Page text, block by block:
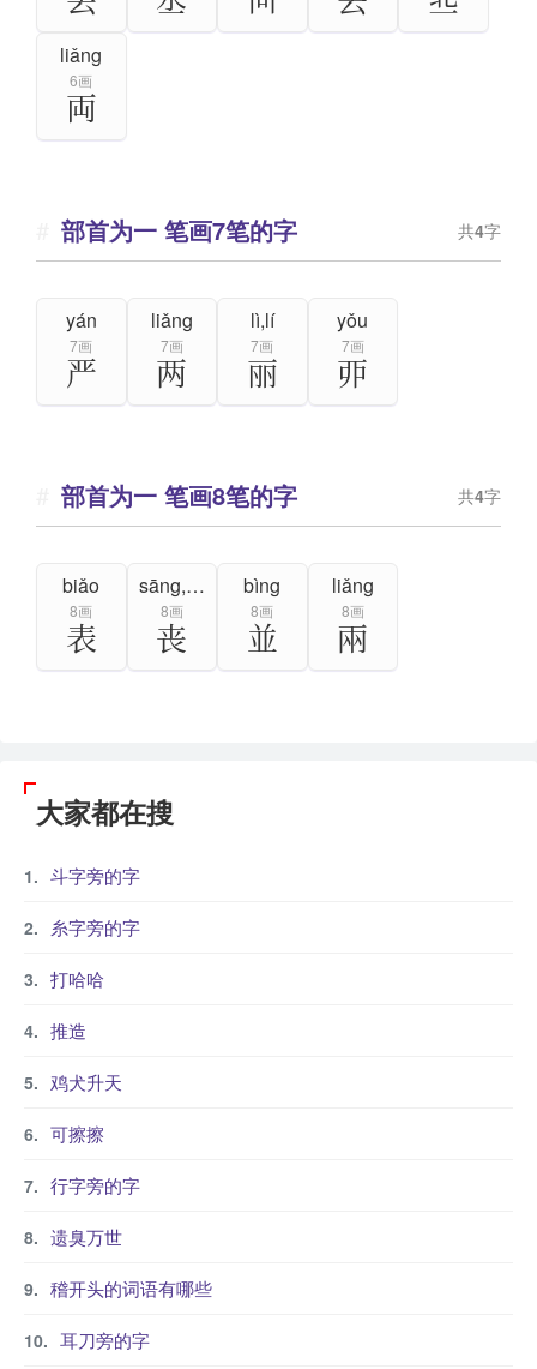
liǎng
6画
両
部首为一 笔画7笔的字 共4字
yán
7画
严
liǎng
7画
两
lì,lí
7画
丽
yǒu
7画
丣
部首为一 笔画8笔的字 共4字
biǎo
8画
表
sāng,sàng
8画
丧
bìng
8画
並
liǎng
8画
兩
大家都在搜
斗字旁的字
糸字旁的字
打哈哈
推造
鸡犬升天
可擦擦
行字旁的字
遗臭万世
稽开头的词语有哪些
耳刀旁的字